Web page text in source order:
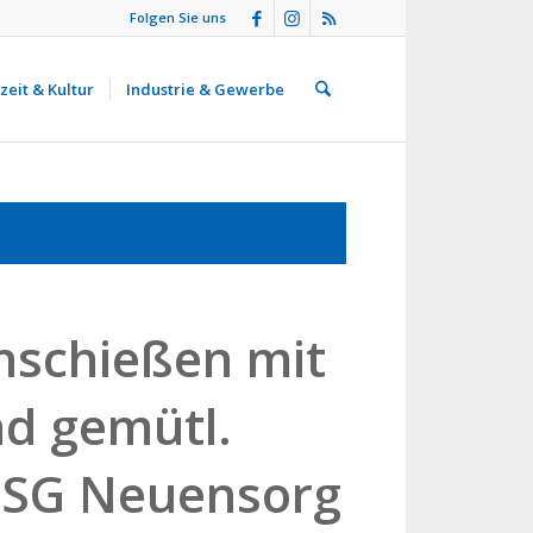
Folgen Sie uns
& Kultur Industrie & Gewerbe
mit
gemütl.
Neuensorg